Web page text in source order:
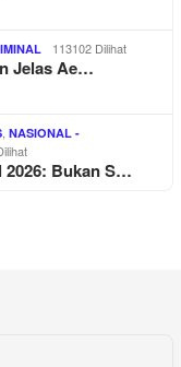
113102 Dilihat
Jelas Ae…
NASIONAL -
2026: Bukan S…